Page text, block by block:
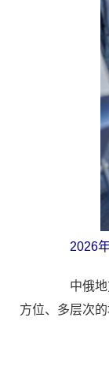
2026
中俄地方
方位、多层次的